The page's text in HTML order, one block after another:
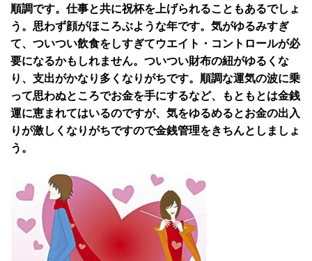
順調です。仕事と共に祝杯を上げられることもあるでしょ
う。思わず顔がほころぶような年です。気がゆるみすぎ
て、ついつい飲食をしすぎてウエイト・コントロールが必
要になるかもしれません。ついつい財布の紐がゆるくな
り、支出がかなり多くなりがちです。順調な運気の波に乗
って思わぬところでお金を手にするなど、もともとは金銭
運に恵まれてはいるのですが、気をゆるめるとお金の出入
りが激しくなりがちですので金銭管理をきちんとしましょ
う。